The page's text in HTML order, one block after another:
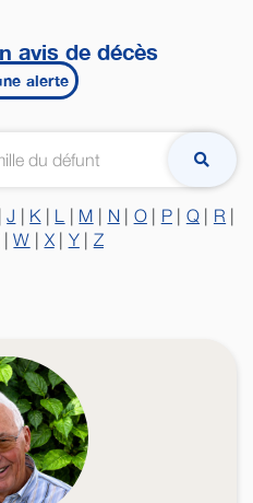
avis de décès
alerte
|J K L M N O| P| Q R
|W X| Y| Z